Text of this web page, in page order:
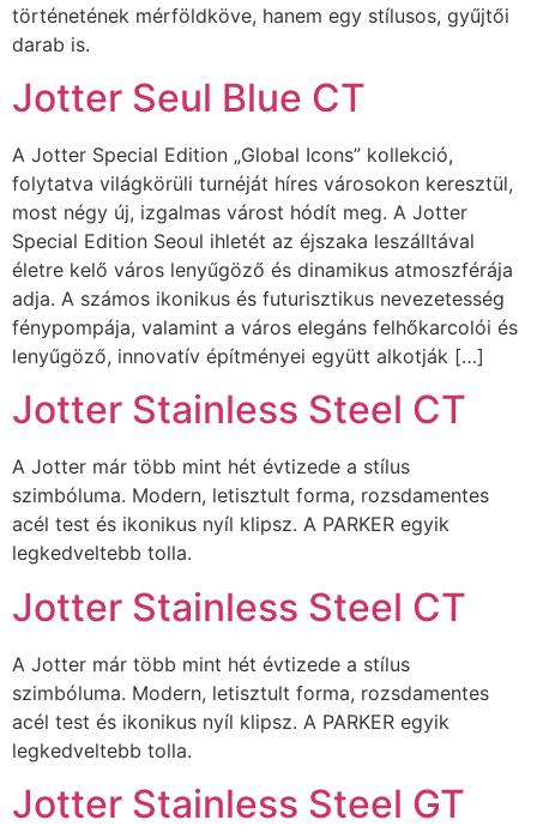
történetének mérföldköve, hanem egy stílusos, gyűjtői
darab is.
Jotter Seul Blue CT
A Jotter Special Edition „Global Icons” kollekció,
folytatva világkörüli turnéját híres városokon keresztül,
most négy új, izgalmas várost hódít meg. A Jotter
Special Edition Seoul ihletét az éjszaka leszálltával
életre kelő város lenyűgöző és dinamikus atmoszférája
adja. A számos ikonikus és futurisztikus nevezetesség
fénypompája, valamint a város elegáns felhőkarcolói és
lenyűgöző, innovatív építményei együtt alkotják […]
Jotter Stainless Steel CT
A Jotter már több mint hét évtizede a stílus
szimbóluma. Modern, letisztult forma, rozsdamentes
acél test és ikonikus nyíl klipsz. A PARKER egyik
legkedveltebb tolla.
Jotter Stainless Steel CT
A Jotter már több mint hét évtizede a stílus
szimbóluma. Modern, letisztult forma, rozsdamentes
acél test és ikonikus nyíl klipsz. A PARKER egyik
legkedveltebb tolla.
Jotter Stainless Steel GT